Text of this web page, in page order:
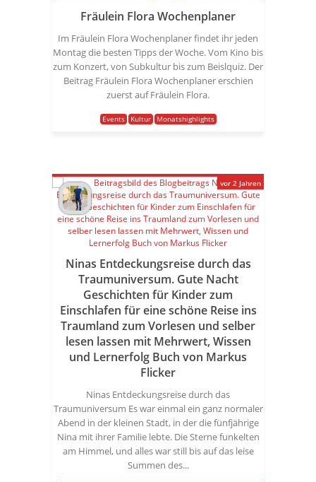
Fräulein Flora Wochenplaner
Im Fräulein Flora Wochenplaner findet ihr jeden
Montag die besten Tipps der Woche. Vom Kino bis
zum Konzert, von Subkultur bis zum Beislquiz. Der
Beitrag Fräulein Flora Wochenplaner erschien
zuerst auf Fräulein Flora.
Events Kultur Monatshighlights
Ninas Entdeckungsreise durch das
Traumuniversum. Gute Nacht
Geschichten für Kinder zum
Einschlafen für eine schöne Reise ins
Traumland zum Vorlesen und selber
lesen lassen mit Mehrwert, Wissen
und Lernerfolg Buch von Markus
Flicker
Ninas Entdeckungsreise durch das
Traumuniversum Es war einmal ein ganz normaler
Abend in der kleinen Stadt, in der die fünfjährige
Nina mit ihrer Familie lebte. Die Sterne funkelten
am Himmel, und alles war still bis auf das leise
Summen des...
vor 2 Jahren